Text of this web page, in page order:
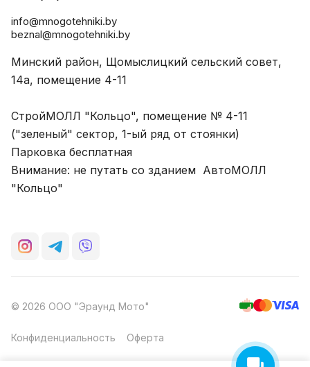
info@mnogotehniki.by
beznal@mnogotehniki.by
Минский район, Щомыслицкий сельский совет,
14а, помещение 4-11
СтройМОЛЛ "Кольцо", помещение № 4-11
("зеленый" сектор, 1-ый ряд от стоянки)
Парковка бесплатная
Внимание: не путать со зданием АвтоМОЛЛ
"Кольцо"
© 2026 ООО "Эраунд Мото"
Конфиденциальность Оферта